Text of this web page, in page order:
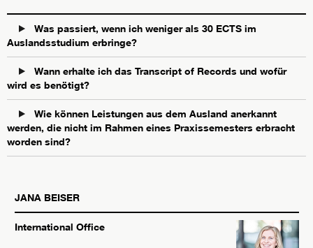
Was passiert, wenn ich weniger als 30 ECTS im
Auslandsstudium erbringe?
Wann erhalte ich das Transcript of Records und wofür
wird es benötigt?
Wie können Leistungen aus dem Ausland anerkannt
werden, die nicht im Rahmen eines Praxissemesters erbracht
worden sind?
JANA BEISER
International Office